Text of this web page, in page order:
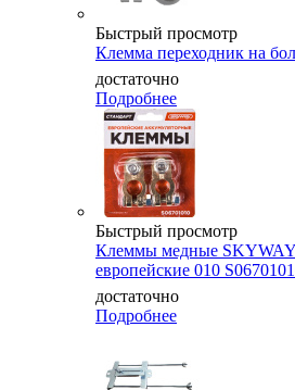
Быстрый просмотр
Клемма переходник на
достаточно
Подробнее
Быстрый просмотр
Клеммы медные
европейские 010
достаточно
Подробнее